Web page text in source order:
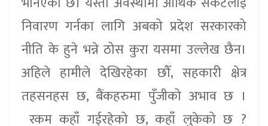
निवारण गर्नका लागि अबको प्रदेश सरकारको
नीति के हुने भन्ने ठोस कुरा यसमा उल्लेख छैन।
अहिले हामीले देखिरहेका छौँ, सहकारी क्षेत्र
तहसनहस छ, बैंकहरुमा पुँजीको अभाव छ ।
रकम कहाँ गईरहेको छ, कहाँ लुकेको छ ?